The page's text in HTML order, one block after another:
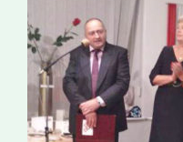
Novi odmev – naše
Izdavaštvo